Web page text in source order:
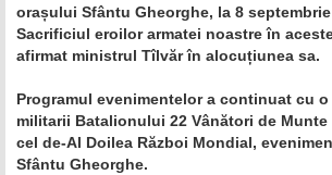
orașului Sfântu Gheorghe, la 8
Sacrificiul eroilor armatei noastre în
afirmat ministrul Tîlvăr în alocuțiunea sa.
Programul evenimentelor a continuat cu
militarii Batalionului 22 Vânători de
cel de-Al Doilea Război Mondial,
Sfântu Gheorghe.